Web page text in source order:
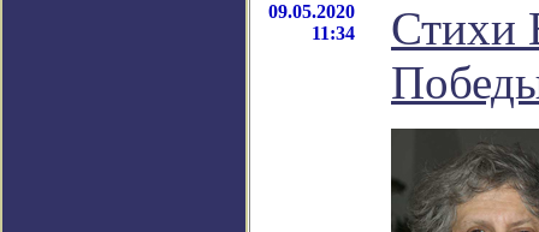
09.05.2020
11:34
Стихи